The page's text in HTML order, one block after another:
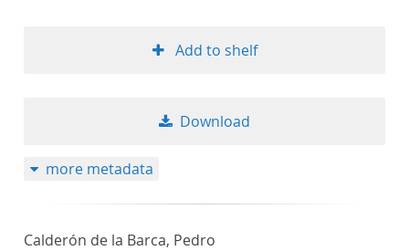
Add to shelf
Download
more metadata
Calderón de la Barca, Pedro